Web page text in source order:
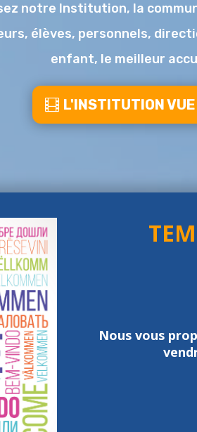
notre Institution, la
élèves, personnels,
enfant, le meilleur
L'INSTITUTION
Nous vous